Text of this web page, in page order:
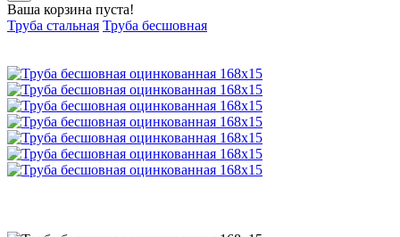
Ваша корзина пуста!
Труба стальная Труба бесшовная